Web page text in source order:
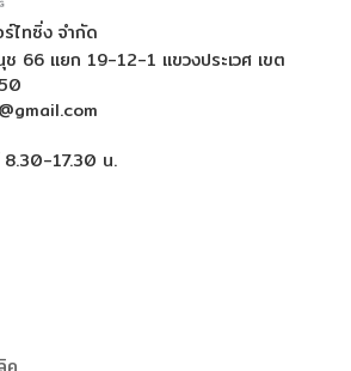
ไทซิ่ง จำกัด
66 แยก 19-12-1 แขวงประเวศ เขต
8.30-17.30 น.
ค